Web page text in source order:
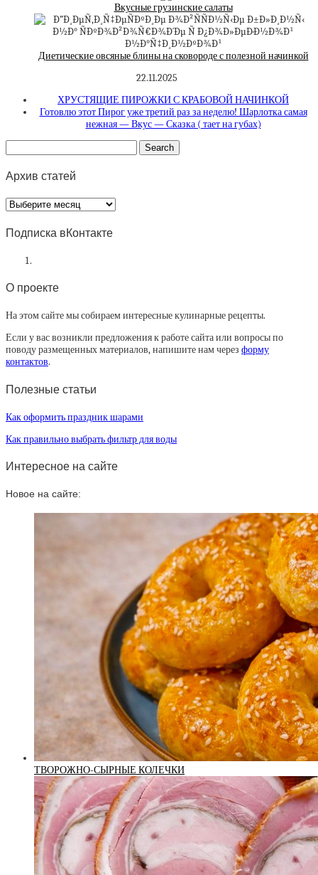
Вкусные грузинские салаты
Диетические овсяные блины на сковороде с полезной начинкой
22.11.2025
ХРУСТЯЩИЕ ПИРОЖКИ С КРАБОВОЙ НАЧИНКОЙ
Готовлю этот Пирог уже третий раз за неделю! Шарлотка самая
нежная — Вкус — Сказка ( тает на губах)
Архив статей
Архив
статей
Подписка вКонтакте
О проекте
На этом сайте мы собираем интересные кулинарные рецепты.
Если у вас возникли предложения к работе сайта или вопросы по
поводу размещенных материалов, напишите нам через форму
контактов.
Полезные статьи
Как оформить праздник шарами
Как правильно выбрать фильтр для воды
Интересное на сайте
Новое на сайте:
ТВОРОЖНО-СЫРНЫЕ КОЛЕЧКИ